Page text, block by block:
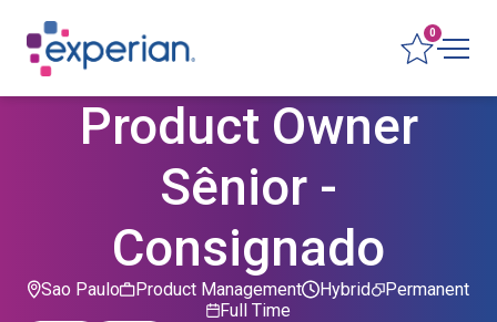
0
Product Owner
Sênior -
Consignado
Sao Paulo Product Management Permanent
Hybrid
Full Time